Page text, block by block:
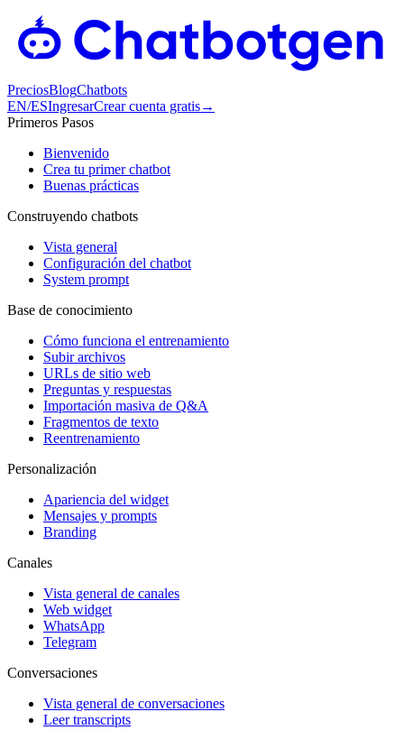
PreciosBlogChatbots
EN/ESIngresarCrear cuenta gratis→
Primeros Pasos
Bienvenido
Crea tu primer chatbot
Buenas prácticas
Construyendo chatbots
Vista general
Configuración del chatbot
System prompt
Base de conocimiento
Cómo funciona el entrenamiento
Subir archivos
URLs de sitio web
Preguntas y respuestas
Importación masiva de Q&A
Fragmentos de texto
Reentrenamiento
Personalización
Apariencia del widget
Mensajes y prompts
Branding
Canales
Vista general de canales
Web widget
WhatsApp
Telegram
Conversaciones
Vista general de conversaciones
Leer transcripts